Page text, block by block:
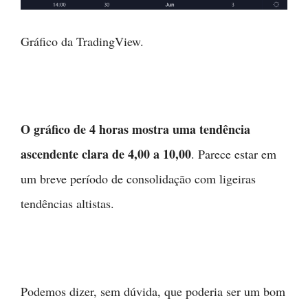
Gráfico da TradingView.
O gráfico de 4 horas mostra uma tendência
ascendente clara de 4,00 a 10,00. Parece estar em
um breve período de consolidação com ligeiras
tendências altistas.
Podemos dizer, sem dúvida, que poderia ser um bom